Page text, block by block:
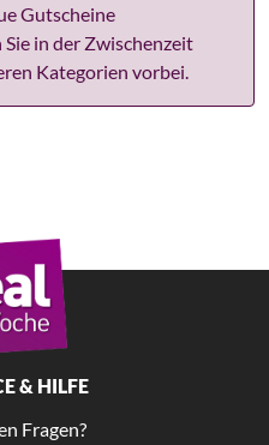
Gutscheine
Sie in der Zwischenzeit
Kategorien vorbei.
& HILFE
Fragen?